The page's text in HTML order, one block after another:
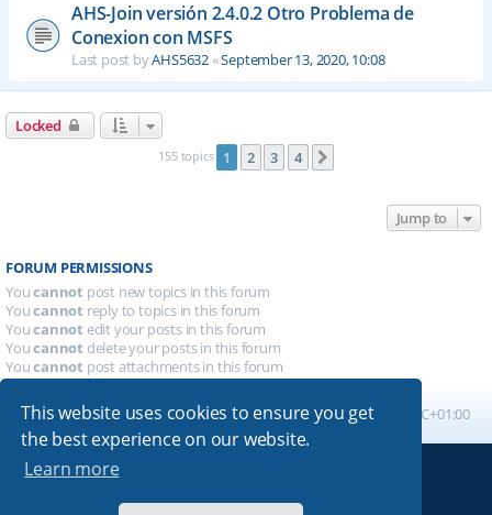
This website uses cookies to ensure you get
the best experience on our website.
Learn more
AHS-Join versión 2.4.0.2 Otro Problema de
Conexion con MSFS
Last post byAHS5632«September 13, 2020, 10:08
Locked
155 topics 1 2 3 4
Jump to
FORUM PERMISSIONS
Youcannot post new topics in this forum
Youcannot reply to topics in this forum
Youcannot edit your posts in this forum
Youcannot delete your posts in this forum
Youcannot post attachments in this forum
Board index All times are UTC+01:00
Absolution style by
Premium phpBB Styles